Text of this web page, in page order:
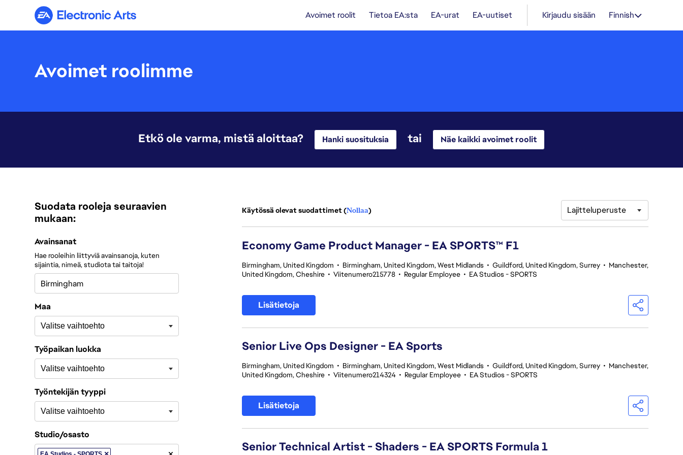
Electronic Arts Avoimet roolit Tietoa EA:sta EA-urat EA-uutiset Kirjaudu sisään Finnish
Avoimet roolimme
Etkö ole varma, mistä aloittaa? Hanki suosituksia tai Näe kaikki avoimet roolit
Suodata rooleja seuraavien
mukaan:
Suodata rooleja seuraavien mukaan:
Avainsanat
Hae rooleihin liittyviä avainsanoja, kuten
sijaintia, nimeä, studiota tai taitoja!
Maa
Työpaikan luokka
Työntekijän tyyppi
Studio/osasto
3 tuloksesta
Käytössä olevat suodattimet (Nollaa) Lajitteluperuste
Economy Game Product Manager - EA SPORTS™ F1
Birmingham, United Kingdom • Birmingham, United Kingdom, West Midlands • Guildford, United Kingdom, Surrey • Manchester,
United Kingdom, Cheshire • Viitenumero215778 • Regular Employee • EA Studios - SPORTS
Lisätietoja
Senior Live Ops Designer - EA Sports
Birmingham, United Kingdom • Birmingham, United Kingdom, West Midlands • Guildford, United Kingdom, Surrey • Manchester,
United Kingdom, Cheshire • Viitenumero214324 • Regular Employee • EA Studios - SPORTS
Lisätietoja
Senior Technical Artist - Shaders - EA SPORTS Formula 1